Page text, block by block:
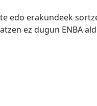
edo erakundeek
ez dugun ENBA